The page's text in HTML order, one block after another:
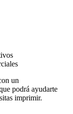
un
podrá ayudarte
imprimir.